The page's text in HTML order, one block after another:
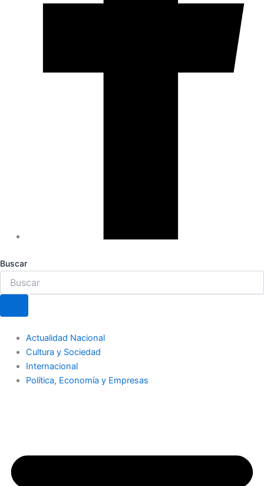
Buscar
Actualidad Nacional
Cultura y Sociedad
Internacional
Política, Economía y Empresas